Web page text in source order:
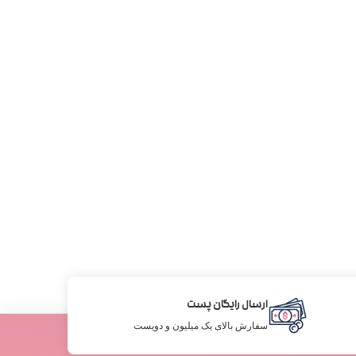
ارسال رایگان پست
سفارش بالای یک میلیون و دویست